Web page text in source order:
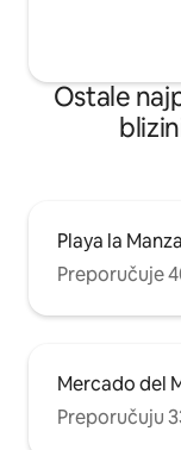
Ostale
Playa la
Preporučuje
Mercado del
Preporučuju